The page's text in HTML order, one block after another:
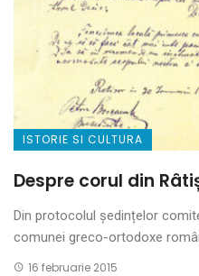
ISTORIE SI CULTURA
Despre corul din
Din protocolul ședințelor
comunei greco-ortodoxe
16 februarie 2015